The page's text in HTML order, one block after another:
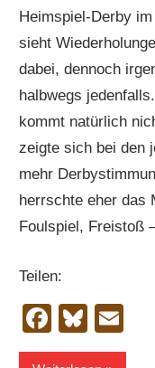
Heimspiel-Derby
sieht
dabei, dennoch
halbwegs
kommt natürlich
zeigte sich bei den
mehr
herrschte eher das
Foulspiel, Freistoß
Teilen: